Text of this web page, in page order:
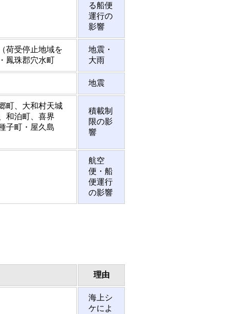
る船便
運行の
影響
荷受停止地域を
鳳珠郡穴水町
地震・
大雨
地震
町、大和村天城
和泊町、喜界
子町・屋久島
積載制
限の影
響
航空
便・船
便運行
の影響
理由
海上シ
ケによ